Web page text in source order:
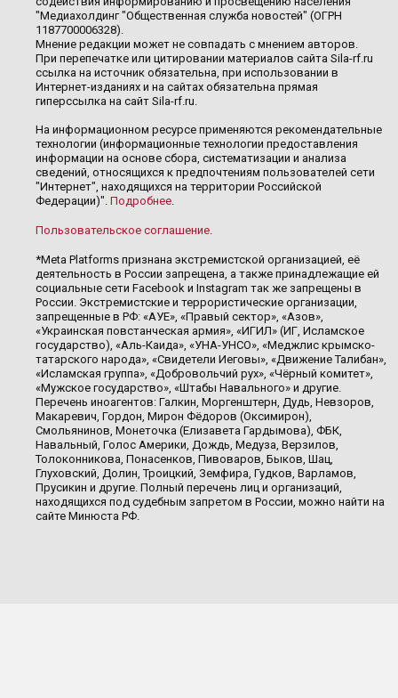
"Медиахолдинг "Общественная служба новостей" (ОГРН
1187700006328).
Мнение редакции может не совпадать с мнением авторов.
При перепечатке или цитировании материалов сайта Sila-rf.ru
ссылка на источник обязательна, при использовании в
Интернет-изданиях и на сайтах обязательна прямая
гиперссылка на сайт Sila-rf.ru.
На информационном ресурсе применяются рекомендательные
технологии (информационные технологии предоставления
информации на основе сбора, систематизации и анализа
сведений, относящихся к предпочтениям пользователей сети
"Интернет", находящихся на территории Российской
Федерации)". Подробнее.
Пользовательское соглашение.
*Meta Platforms признана экстремистской организацией, её
деятельность в России запрещена, а также принадлежащие ей
социальные сети Facebook и Instagram так же запрещены в
России. Экстремистские и террористические организации,
запрещенные в РФ: «АУЕ», «Правый сектор», «Азов»,
«Украинская повстанческая армия», «ИГИЛ» (ИГ, Исламское
государство), «Аль-Каида», «УНА-УНСО», «Меджлис крымско-
татарского народа», «Свидетели Иеговы», «Движение Талибан»,
«Исламская группа», «Добровольчий рух», «Чёрный комитет»,
«Мужское государство», «Штабы Навального» и другие.
Перечень иноагентов: Галкин, Моргенштерн, Дудь, Невзоров,
Макаревич, Гордон, Мирон Фёдоров (Оксимирон),
Смольянинов, Монеточка (Елизавета Гардымова), ФБК,
Навальный, Голос Америки, Дождь, Медуза, Верзилов,
Толоконникова, Понасенков, Пивоваров, Быков, Шац,
Глуховский, Долин, Троицкий, Земфира, Гудков, Варламов,
Прусикин и другие. Полный перечень лиц и организаций,
находящихся под судебным запретом в России, можно найти на
сайте Минюста РФ.